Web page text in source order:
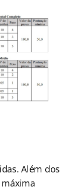
Além dos